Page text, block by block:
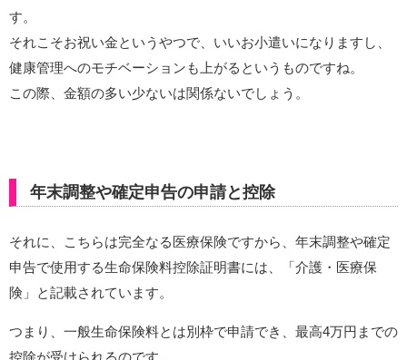
す。
それこそお祝い金というやつで、いいお小遣いになりますし、
健康管理へのモチベーションも上がるというものですね。
この際、金額の多い少ないは関係ないでしょう。
年末調整や確定申告の申請と控除
それに、こちらは完全なる医療保険ですから、年末調整や確定
申告で使用する生命保険料控除証明書には、「介護・医療保
険」と記載されています。
つまり、一般生命保険料とは別枠で申請でき、最高4万円までの